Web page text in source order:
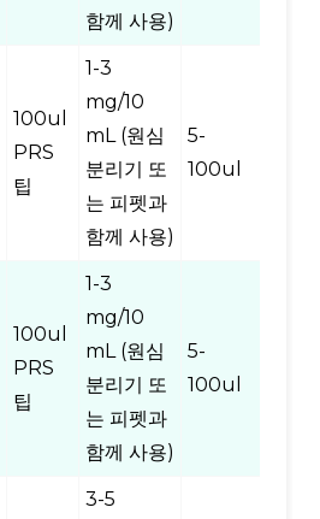
함께 사용)
100ul
PRS
팁
1-3
mg/10
mL (원심
분리기 또
는 피펫과
함께 사용)
5-
100ul
100ul
PRS
팁
1-3
mg/10
mL (원심
분리기 또
는 피펫과
함께 사용)
5-
100ul
3-5